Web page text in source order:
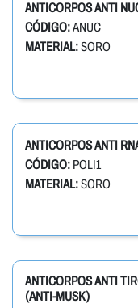
ANTICORPOS ANTI
CÓDIGO:ANUC
MATERIAL:SORO
ANTICORPOS ANTI
CÓDIGO: POLI1
MATERIAL:SORO
ANTICORPOS ANTI
(ANTI-MUSK)